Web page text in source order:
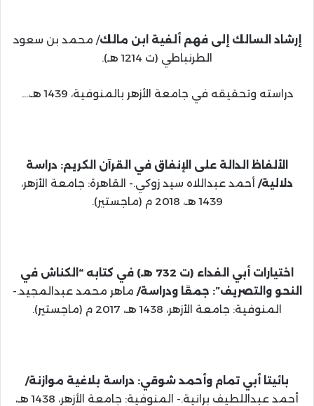
إرشاد السالك إلى فهم ألفية ابن مالك/ محمد بن سعود
الطرنباطي (ت 1214 هـ).
دراسته وتحقيقه في جامعة الأزهر بالمنوفية، 1439 هـ،…
الألفاظ الدالة على الإنفاق في القرآن الكريم: دراسة
دلالية/ أحمد عبداللاه سيد زوكي.- القاهرة: جامعة الأزهر،
1439 هـ، 2018 م (ماجستير).
اختيارات أبي الفداء (ت 732 هـ) في كتابه “الكناش في
النحو والتصريف”: جمعًا ودراسة/ ماهر محمد عبدالمجيد.-
المنوفية: جامعة الأزهر، 1438 هـ، 2017 م (ماجستير).
بائيتا أبي تمام وأحمد شوقي: دراسة بلاغية موازنة/
أحمد عبداللطيف برانية.- المنوفية: جامعة الأزهر، 1438 هـ،